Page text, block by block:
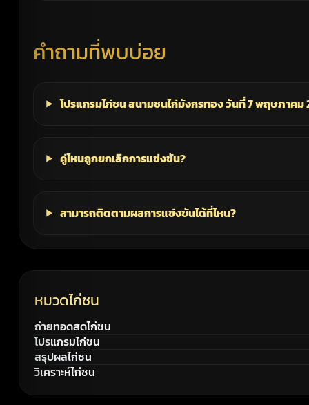
คำถามที่พบบ่อย
โปรแกรมไก่ชน สนามชนไก่มังกรทอง วันที่ 7 พฤษภาคม
คู่ไหนถูกยกเลิกการแข่งขัน?
สามารถติดตามผลการแข่งขันได้ที่ไหน?
หมวดไก่ชน
ถ่ายทอดสดไก่ชน
โปรแกรมไก่ชน
สรุปผลไก่ชน
วิเคราะห์ไก่ชน